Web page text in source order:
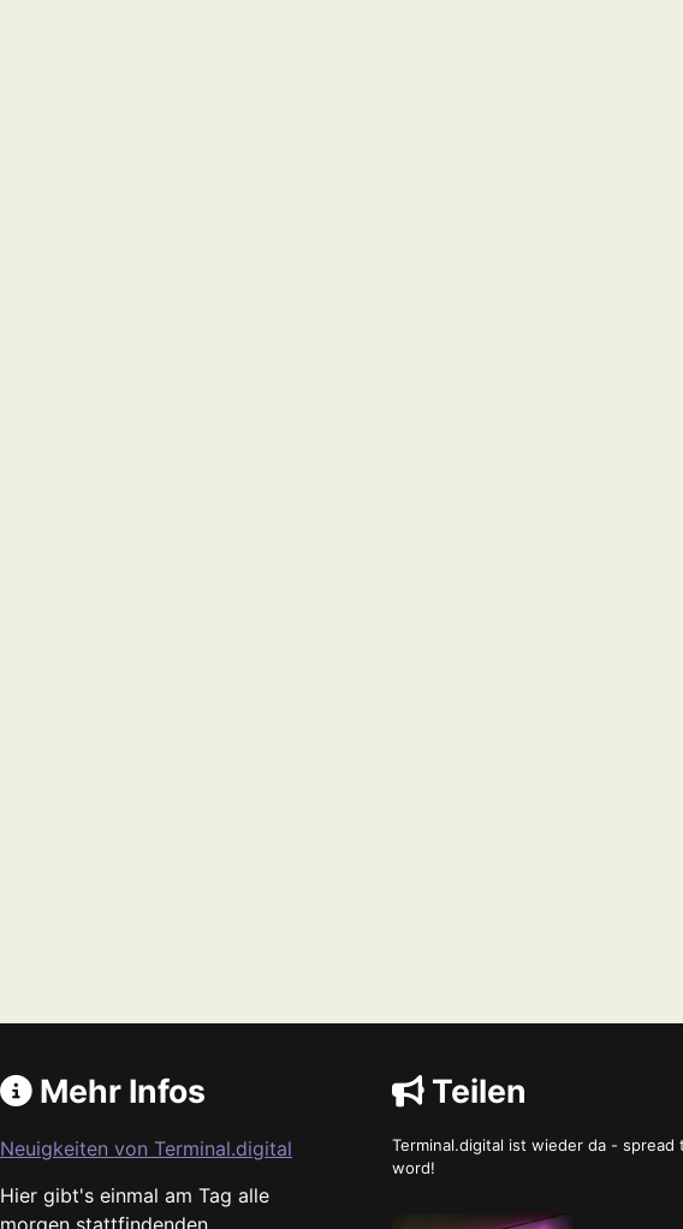
Mehr Infos
Neuigkeiten von Terminal.digital
Hier gibt's einmal am Tag alle
morgen stattfindenden
Teilen
Terminal.digital ist wieder da - spread
word!